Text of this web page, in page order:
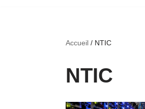
Accueil / NTIC
NTIC